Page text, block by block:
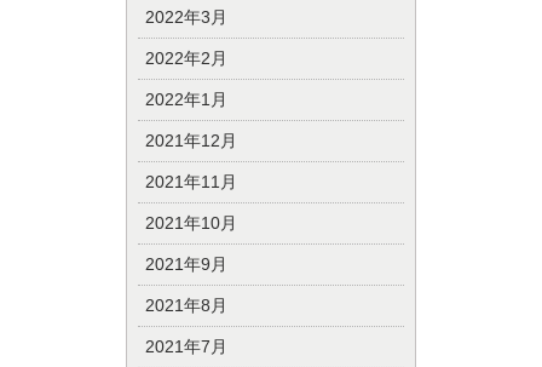
2022年3月
2022年2月
2022年1月
2021年12月
2021年11月
2021年10月
2021年9月
2021年8月
2021年7月